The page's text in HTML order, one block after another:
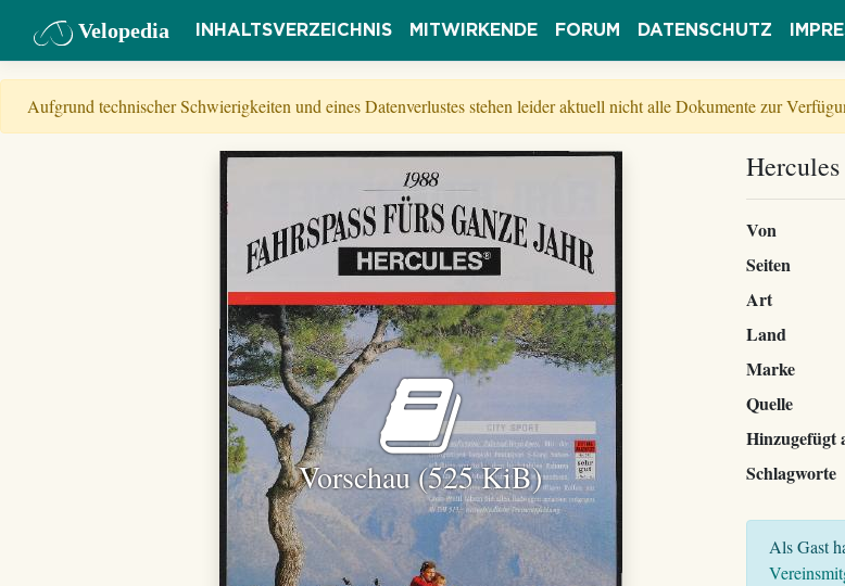
Velopedia INHALTSVERZEICHNIS MITWIRKENDE FORUM DATENSCHUTZ
Aufgrund technischer Schwierigkeiten und eines Datenverlustes stehen leider aktuell nicht alle Dokumente zur
Vorschau (525 KiB)
Von
Seiten
Art
Land
Marke
Quelle
Hinzugefügt
Schlagworte
Als Gast